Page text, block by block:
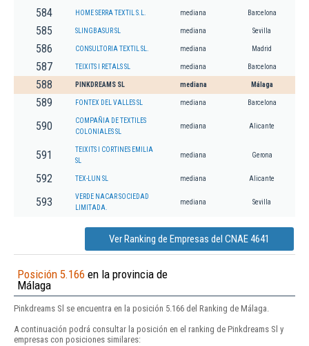
584 HOME SERRA TEXTIL S.L. mediana Barcelona
585 SLINGBASUR SL mediana Sevilla
586 CONSULTORIA TEXTIL SL. mediana Madrid
587 TEIXITS I RETALS SL mediana Barcelona
588 PINKDREAMS SL mediana Málaga
589 FONTEX DEL VALLES SL mediana Barcelona
590
COMPAÑIA DE TEXTILES
COLONIALES SL
mediana Alicante
591
TEIXITS I CORTINES EMILIA
SL
mediana Gerona
592 TEX-LUN SL mediana Alicante
593
VERDE NACAR SOCIEDAD
LIMITADA.
mediana Sevilla
Ver Ranking de Empresas del CNAE 4641
Posición 5.166 en la provincia de
Málaga
Pinkdreams Sl se encuentra en la posición 5.166 del Ranking de Málaga.
A continuación podrá consultar la posición en el ranking de Pinkdreams Sl y
empresas con posiciones similares: